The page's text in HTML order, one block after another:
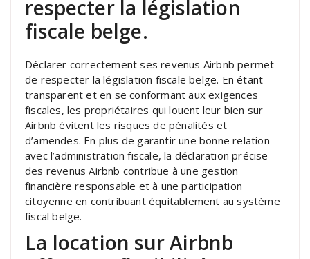
respecter la législation
fiscale belge.
Déclarer correctement ses revenus Airbnb permet
de respecter la législation fiscale belge. En étant
transparent et en se conformant aux exigences
fiscales, les propriétaires qui louent leur bien sur
Airbnb évitent les risques de pénalités et
d’amendes. En plus de garantir une bonne relation
avec l’administration fiscale, la déclaration précise
des revenus Airbnb contribue à une gestion
financière responsable et à une participation
citoyenne en contribuant équitablement au système
fiscal belge.
La location sur Airbnb